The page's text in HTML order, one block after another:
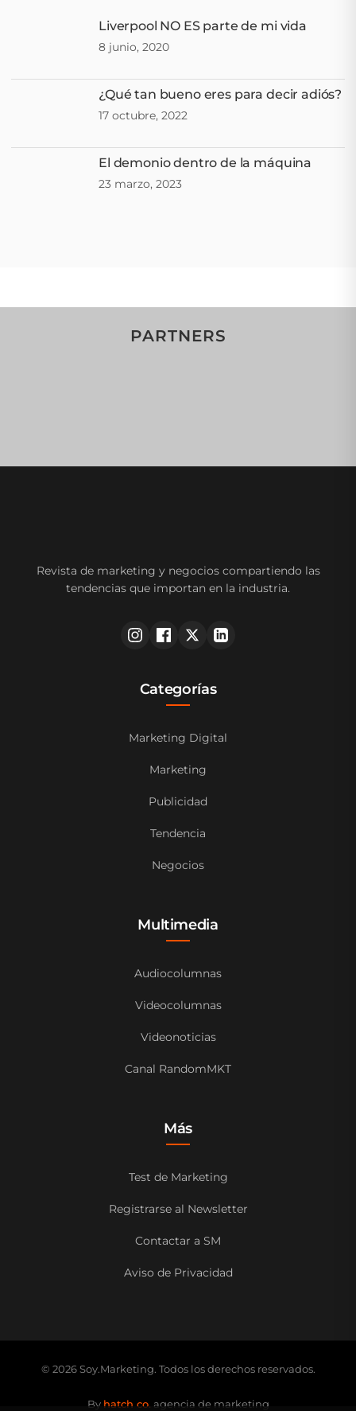
Liverpool NO ES parte de mi vida
8 junio, 2020
¿Qué tan bueno eres para decir adiós?
17 octubre, 2022
El demonio dentro de la máquina
23 marzo, 2023
PARTNERS
Revista de marketing y negocios compartiendo las
tendencias que importan en la industria.
Categorías
Marketing Digital
Marketing
Publicidad
Tendencia
Negocios
Multimedia
Audiocolumnas
Videocolumnas
Videonoticias
Canal RandomMKT
Más
Test de Marketing
Registrarse al Newsletter
Contactar a SM
Aviso de Privacidad
© 2026 Soy.Marketing. Todos los derechos reservados.
By hatch co. agencia de marketing